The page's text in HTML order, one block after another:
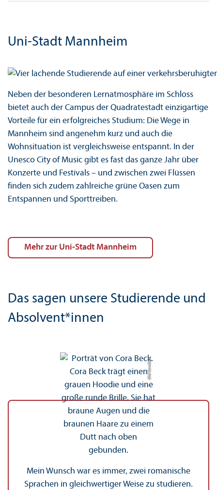
Uni-Stadt Mannheim
Neben der besonderen Lernatmosphäre im Schloss
bietet auch der Campus der Quadratestadt einzigartige
Vorteile für ein erfolgreiches Studium: Die Wege in
Mannheim sind angenehm kurz und auch die
Wohnsituation ist vergleich­sweise entspannt. In der
Unesco City of Music gibt es fast das ganze Jahr über
Konzerte und Festivals – und zwischen zwei Flüssen
finden sich zudem zahlreiche grüne Oasen zum
Entspannen und Sporttreiben.
mehr zur Uni-Stadt Mannheim
Das sagen unsere Studierende und
Absolvent*innen
Bild: Cora Beck
Mein Wunsch war es immer, zwei romanische
Sprachen in gleich­wertiger Weise zu studieren.